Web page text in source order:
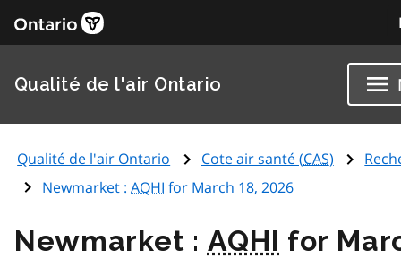
Qualité de l'air Ontario
Qualité de l'air Ontario Cote air santé (CAS)
Newmarket :AQHI for March 18, 2026
Newmarket : AQHI for